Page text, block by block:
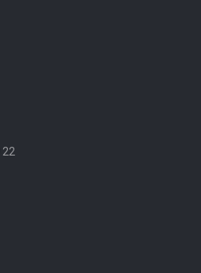
22